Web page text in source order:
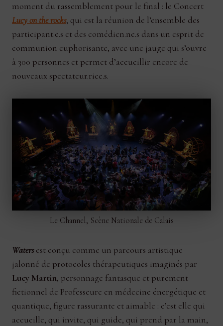
moment du rassemblement pour le final : le Concert
Lucy on the rocks, qui est la réunion de l’ensemble des
participant.e.s et des comédien.ne.s dans un esprit de
communion euphorisante, avec une jauge qui s’ouvre
à 300 personnes et permet d’accueillir encore de
nouveaux spectateur.rice.s.
Le Channel, Scène Nationale de Calais
Watersest conçu comme un parcours artistique
jalonné de protocoles thérapeutiques imaginés par
Lucy Martin, personnage fantasque et purement
fictionnel de Professeure en médecine énergétique et
quantique, figure rassurante et aimable : c’est elle qui
accueille, qui invite, qui guide, qui prend par la main,